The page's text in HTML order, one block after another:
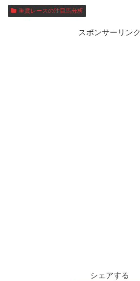
重賞レースの注目馬分析
スポンサーリンク
シェアする